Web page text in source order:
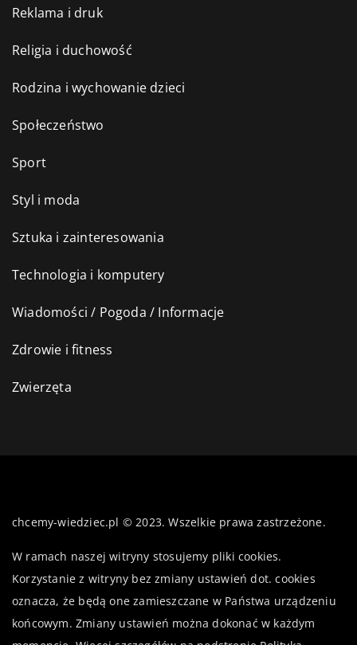
Reklama i druk
Religia i duchowość
Rodzina i wychowanie dzieci
Społeczeństwo
Sport
Styl i moda
Sztuka i zainteresowania
Technologia i komputery
Wiadomości / Pogoda / Informacje
Zdrowie i fitness
Zwierzęta
chcemy-wiedziec.pl © 2023. Wszelkie prawa zastrzeżone.
W ramach naszej witryny stosujemy pliki cookies.
Korzystanie z witryny bez zmiany ustawień dot. cookies
oznacza, że będą one zamieszczane w Państwa urządzeniu
końcowym. Zmiany ustawień można dokonać w każdym